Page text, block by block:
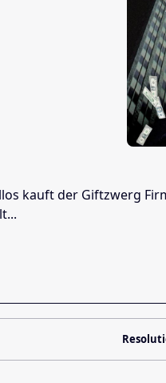
kauft der Giftzwerg